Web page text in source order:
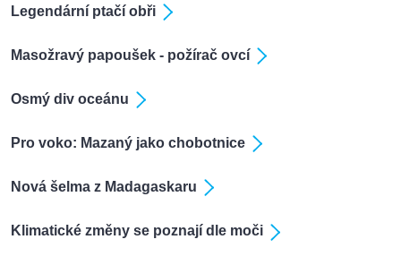
Legendární ptačí obři
Masožravý papoušek - požírač ovcí
Osmý div oceánu
Pro voko: Mazaný jako chobotnice
Nová šelma z Madagaskaru
Klimatické změny se poznají dle moči